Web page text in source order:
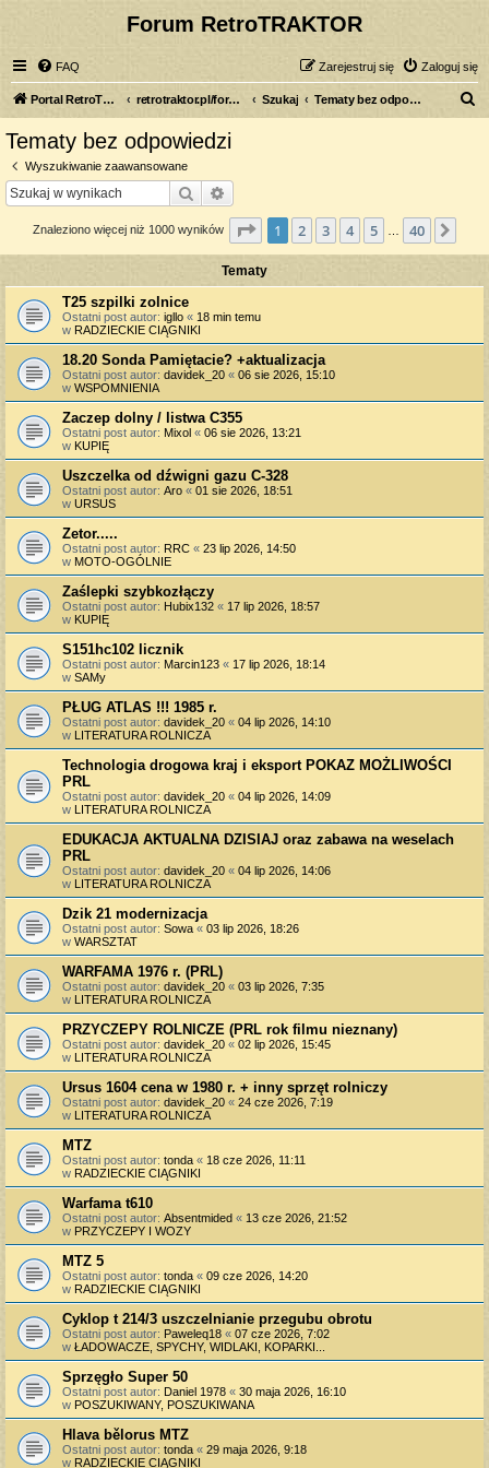
Forum RetroTRAKTOR
FAQ Zaloguj się
Zarejestruj się
Portal RetroTRAKTOR.pl retrotraktor.pl/forum Szukaj Tematy bez odpowiedzi
Tematy bez odpowiedzi
Wyszukiwanie zaawansowane
Szukaj
Znaleziono więcej niż 1000 wyników Strona z40
1 2 3 4 5 40
Tematy
T25 szpilki zolnice
Ostatni post autor: igllo « 18 min temu
w RADZIECKIE CIĄGNIKI
18.20 Sonda Pamiętacie? +aktualizacja
Ostatni post autor: davidek_20 « 06 sie 2026, 15:10
w WSPOMNIENIA
Zaczep dolny / listwa C355
Ostatni post autor: Mixol « 06 sie 2026, 13:21
w KUPIĘ
Uszczelka od dźwigni gazu C-328
Ostatni post autor: Aro « 01 sie 2026, 18:51
w URSUS
Zetor.....
Ostatni post autor: RRC « 23 lip 2026, 14:50
w MOTO-OGÓLNIE
Zaślepki szybkozłączy
Ostatni post autor: Hubix132 « 17 lip 2026, 18:57
w KUPIĘ
S151hc102 licznik
Ostatni post autor: Marcin123 « 17 lip 2026, 18:14
w SAMy
PŁUG ATLAS !!! 1985 r.
Ostatni post autor: davidek_20 « 04 lip 2026, 14:10
w LITERATURA ROLNICZA
Technologia drogowa kraj i eksport POKAZ MOŻLIWOŚCI
PRL
Ostatni post autor: davidek_20 « 04 lip 2026, 14:09
w LITERATURA ROLNICZA
EDUKACJA AKTUALNA DZISIAJ oraz zabawa na weselach
PRL
Ostatni post autor: davidek_20 « 04 lip 2026, 14:06
w LITERATURA ROLNICZA
Dzik 21 modernizacja
Ostatni post autor: Sowa « 03 lip 2026, 18:26
w WARSZTAT
WARFAMA 1976 r. (PRL)
Ostatni post autor: davidek_20 « 03 lip 2026, 7:35
w LITERATURA ROLNICZA
PRZYCZEPY ROLNICZE (PRL rok filmu nieznany)
Ostatni post autor: davidek_20 « 02 lip 2026, 15:45
w LITERATURA ROLNICZA
Ursus 1604 cena w 1980 r. + inny sprzęt rolniczy
Ostatni post autor: davidek_20 « 24 cze 2026, 7:19
w LITERATURA ROLNICZA
MTZ
Ostatni post autor: tonda « 18 cze 2026, 11:11
w RADZIECKIE CIĄGNIKI
Warfama t610
Ostatni post autor: Absentmided « 13 cze 2026, 21:52
w PRZYCZEPY I WOZY
MTZ 5
Ostatni post autor: tonda « 09 cze 2026, 14:20
w RADZIECKIE CIĄGNIKI
Cyklop t 214/3 uszczelnianie przegubu obrotu
Ostatni post autor: Paweleq18 « 07 cze 2026, 7:02
w ŁADOWACZE, SPYCHY, WIDLAKI, KOPARKI...
Sprzęgło Super 50
Ostatni post autor: Daniel 1978 « 30 maja 2026, 16:10
w POSZUKIWANY, POSZUKIWANA
Hlava bělorus MTZ
Ostatni post autor: tonda « 29 maja 2026, 9:18
w RADZIECKIE CIĄGNIKI